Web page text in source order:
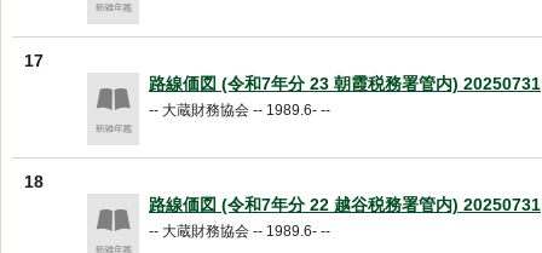
17
路線価図 (令和7年分 23 朝霞税務署管内) 20250731
-- 大蔵財務協会 -- 1989.6- --
18
路線価図 (令和7年分 22 越谷税務署管内) 20250731
-- 大蔵財務協会 -- 1989.6- --